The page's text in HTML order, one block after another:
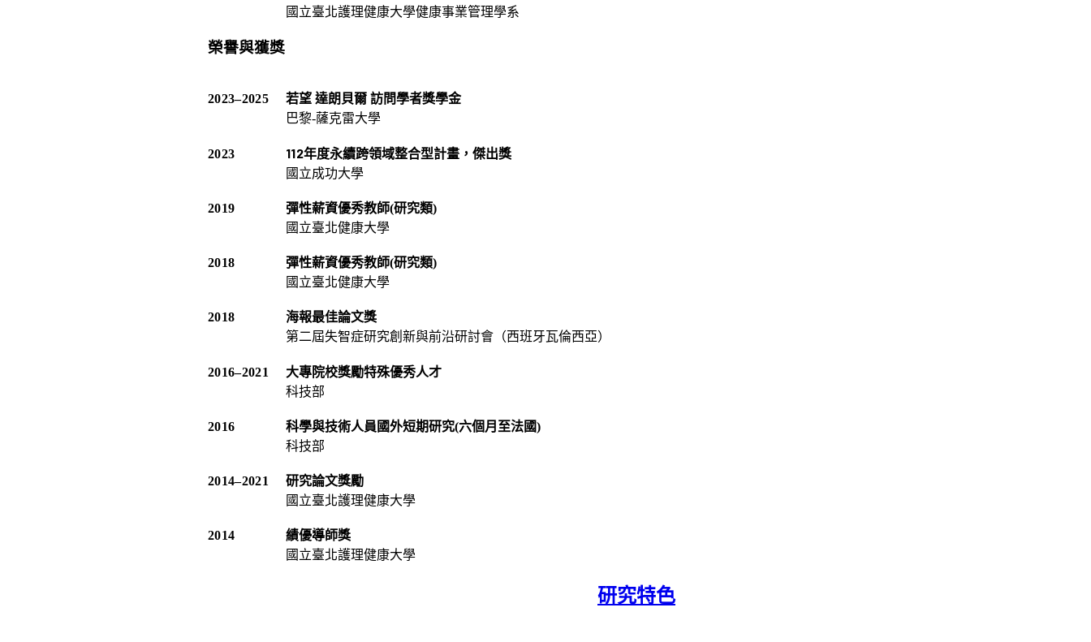
國立臺北護理健康大學健康事業管理學系
榮譽與獲獎
2023–2025
若望 達朗貝爾 訪問學者獎學金
巴黎-薩克雷大學
2023 112年度永續跨領域整合型計畫，傑出獎
國立成功大學
2019
彈性薪資優秀教師(研究類)
國立臺北健康大學
2018
彈性薪資優秀教師(研究類)
國立臺北健康大學
2018
海報最佳論文獎
第二屆失智症研究創新與前沿研討會（西班牙瓦倫西亞）
2016–2021
大專院校獎勵特殊優秀人才
科技部
2016
科學與技術人員國外短期研究(六個月至法國)
科技部
2014–2021
研究論文獎勵
國立臺北護理健康大學
2014
績優導師獎
國立臺北護理健康大學
研究特色